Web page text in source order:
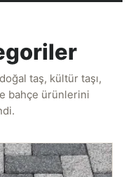
taş, kültür taşı,
bahçe ürünlerini